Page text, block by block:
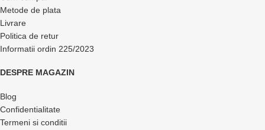
Metode de plata
Livrare
Politica de retur
Informatii ordin 225/2023
DESPRE MAGAZIN
Blog
Confidentialitate
Termeni si conditii